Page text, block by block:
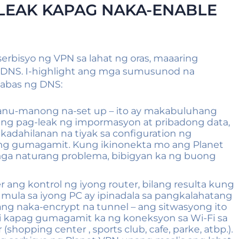
KAPAG NAKA-ENABLE
ng VPN sa lahat ng oras, maaaring
I-highlight ang mga sumusunod na
ng DNS:
manong na-set up – ito ay makabuluhang
pag-leak ng impormasyon at pribadong data,
na tiyak sa configuration ng
gumagamit. Kung ikinonekta mo ang Planet
naturang problema, bibigyan ka ng buong
ang kontrol ng iyong router, bilang resulta kung
sa iyong PC ay ipinadala sa pangkalahatang
naka-encrypt na tunnel – ang sitwasyong ito
kapag gumagamit ka ng koneksyon sa Wi-Fi sa
center , sports club, cafe, parke, atbp.).